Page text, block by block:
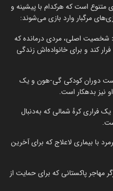
است که هر‌کدام با پیشینه و
مرگبار وارد بازی می‌شوند:
شخصیت اصلی، مردی درمانده که
کند و برای خانواده‌اش زندگی
دوران کودکی گی‌-هون و یک
نیز بدهکار است.
یک فراری کرهٔ شمالی که به‌دنبال
با بیماری لاعلاج که برای آخرین
مهاجر پاکستانی که برای حمایت از